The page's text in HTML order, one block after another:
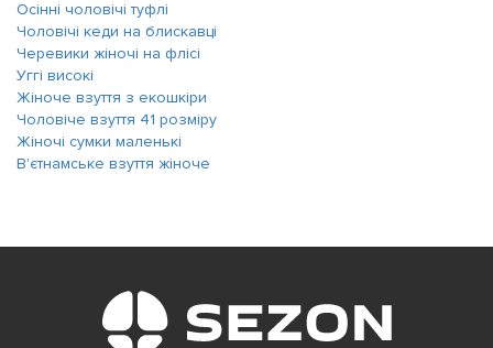
Осінні чоловічі туфлі
Чоловічі кеди на блискавці
Черевики жіночі на флісі
Уггі високі
Жіноче взуття з екошкіри
Чоловіче взуття 41 розміру
Жіночі сумки маленькі
В'єтнамське взуття жіноче